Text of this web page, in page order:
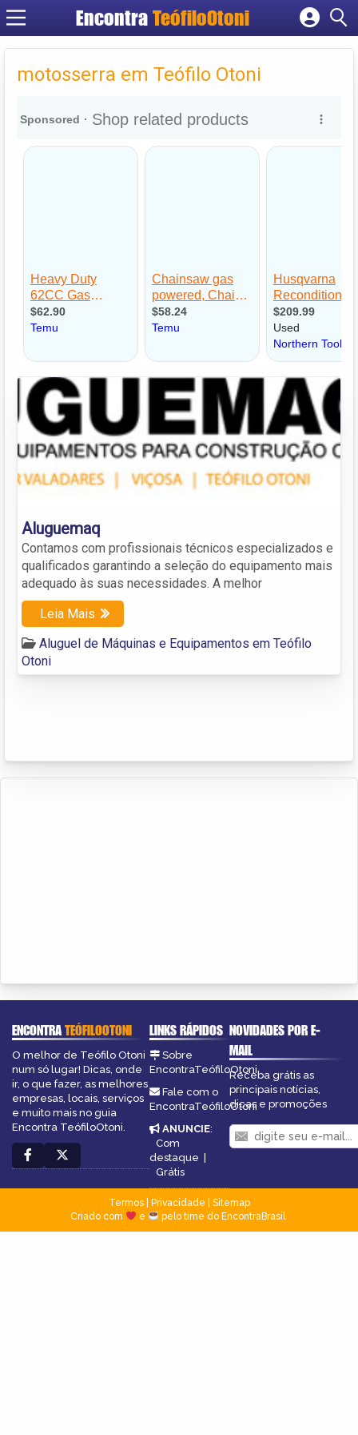
Encontra TeófiloOtoni
Cadastrar empresa
Criar conta
motosserra em Teófilo Otoni
Aluguemaq
Contamos com profissionais técnicos especializados e
qualificados garantindo a seleção do equipamento mais
adequado às suas necessidades. A melhor
Leia Mais
Aluguel de Máquinas e Equipamentos em Teófilo
Otoni
ENCONTRATEÓFILOOTONI
O melhor de Teófilo Otoni
num só lugar! Dicas, onde
ir, o que fazer, as melhores
empresas, locais, serviços
e muito mais no guia
Encontra TeófiloOtoni.
LINKS RÁPIDOS
Sobre
EncontraTeófiloOtoni
Fale com o
EncontraTeófiloOtoni
ANUNCIE:
Com
destaque |
Grátis
NOVIDADES POR E-
MAIL
Receba grátis as
principais notícias,
dicas e promoções
Termos| Privacidade
Sitemap
Criado com
e pelo time do EncontraBrasil